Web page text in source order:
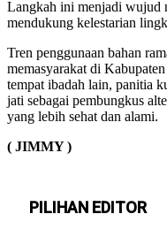
Langkah ini menjadi wujud
mendukung kelestarian
Tren penggunaan bahan
memasyarakat di
tempat ibadah lain, panitia
jati sebagai pembungkus
yang lebih sehat dan alami.
( JIMMY )
PILIHAN EDITOR